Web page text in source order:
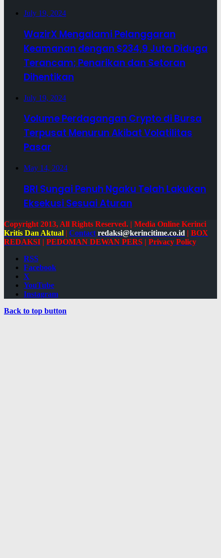
July 19, 2024
WazirX Mengalami Pelanggaran
Keamanan dengan $234,9 Juta Diduga
Terancam; Penarikan dan Setoran
Dihentikan
July 19, 2024
Volume Perdagangan Crypto di Bursa
Terpusat Menurun Akibat Volatilitas
Pasar
May 14, 2024
BRI Sungai Penuh Ngaku Telah Lakukan
Eksekusi Sesuai Aturan
Copyright 2013, All Rights Reserved. | Media Online Kerinci
Kritis Dan Aktual | Contact redaksi@kerincitime.co.id | BOX
REDAKSI | PEDOMAN DEWAN PERS | Privacy Policy
RSS
Facebook
X
YouTube
Instagram
Back to top button